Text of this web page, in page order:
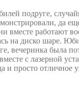
подруге,
да
вместе работают
на диско шаре.
вечеринка была
с лазерной
и просто отличное